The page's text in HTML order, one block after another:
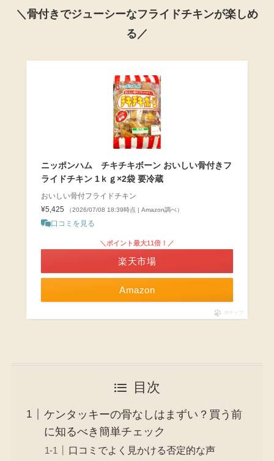
＼骨付きでジューシーなフライドチキンが楽しめ
る／
ニッポンハム チキチキボーン おいしい骨付きフ
ライドチキン 1ｋｇ×2袋 要冷蔵
おいしい骨付フライドチキン
¥5,425
（2026/07/08 18:39時点 | Amazon調べ）
口コミを見る
Amazon
＼ポイント最大11倍！／
楽天市場
ポチップ
目次
ケンタッキーの骨なしはまずい？買う前
に知るべき簡単チェック
口コミでよく見かける否定的な声